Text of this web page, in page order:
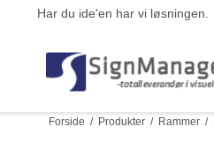
Har du ide'en har vi løsningen.
Forside / Produkter / Rammer /